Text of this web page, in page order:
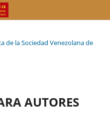
de la Sociedad Venezolana de
AUTORES